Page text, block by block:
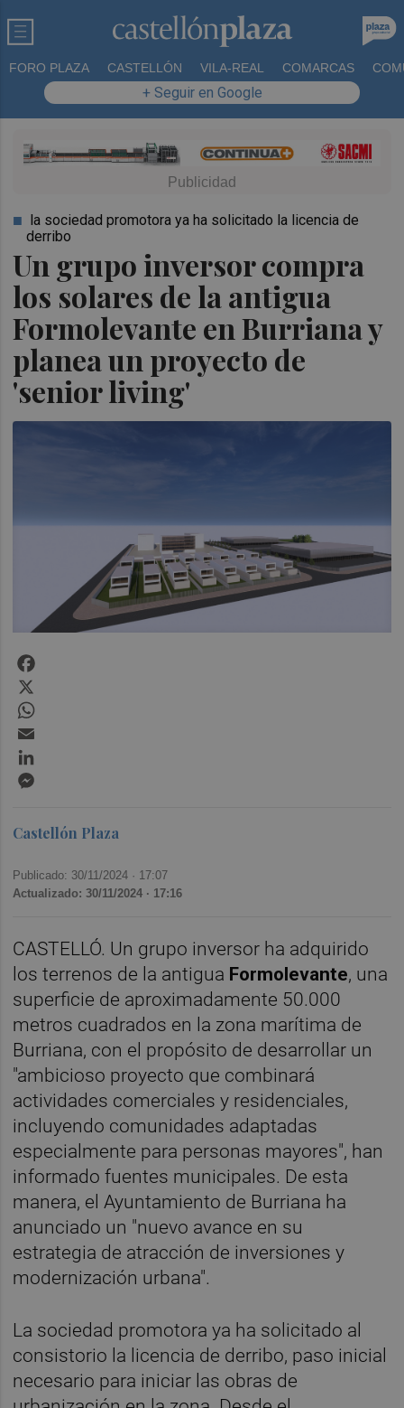
FORO PLAZA CASTELLÓN VILA-REAL COMARCAS
+ Seguir en Google
Un grupo inversor compra
los solares de la antigua
Formolevante en Burriana y
planea un proyecto de
'senior living'
la sociedad promotora ya ha solicitado la licencia de
derribo
Castellón Plaza
Publicado: 30/11/2024 · 17:07
Actualizado: 30/11/2024 · 17:16
CASTELLÓ. Un grupo inversor ha adquirido
los terrenos de la antigua Formolevante, una
superficie de aproximadamente 50.000
metros cuadrados en la zona marítima de
Burriana, con el propósito de desarrollar un
"ambicioso proyecto que combinará
actividades comerciales y residenciales,
incluyendo comunidades adaptadas
especialmente para personas mayores", han
informado fuentes municipales. De esta
manera, el Ayuntamiento de Burriana ha
anunciado un "nuevo avance en su
estrategia de atracción de inversiones y
modernización urbana".
La sociedad promotora ya ha solicitado al
consistorio la licencia de derribo, paso inicial
necesario para iniciar las obras de